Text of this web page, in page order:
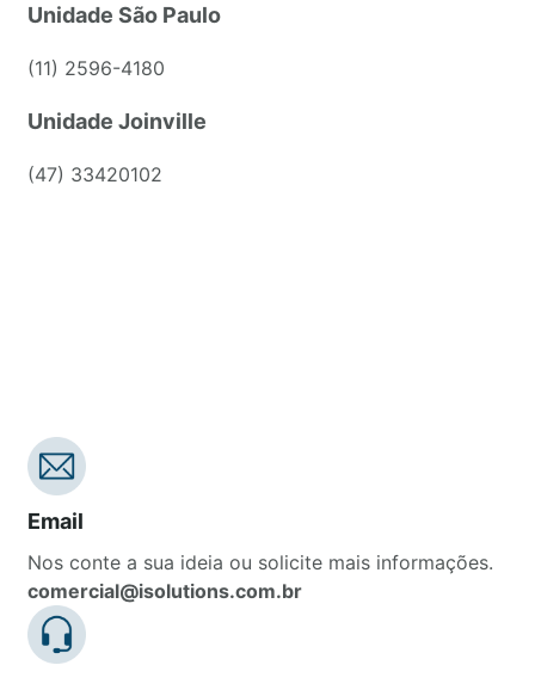
Unidade São Paulo
(11) 2596-4180
Unidade Joinville
(47) 33420102
Email
Nos conte a sua ideia ou solicite mais informações.
comercial@isolutions.com.br